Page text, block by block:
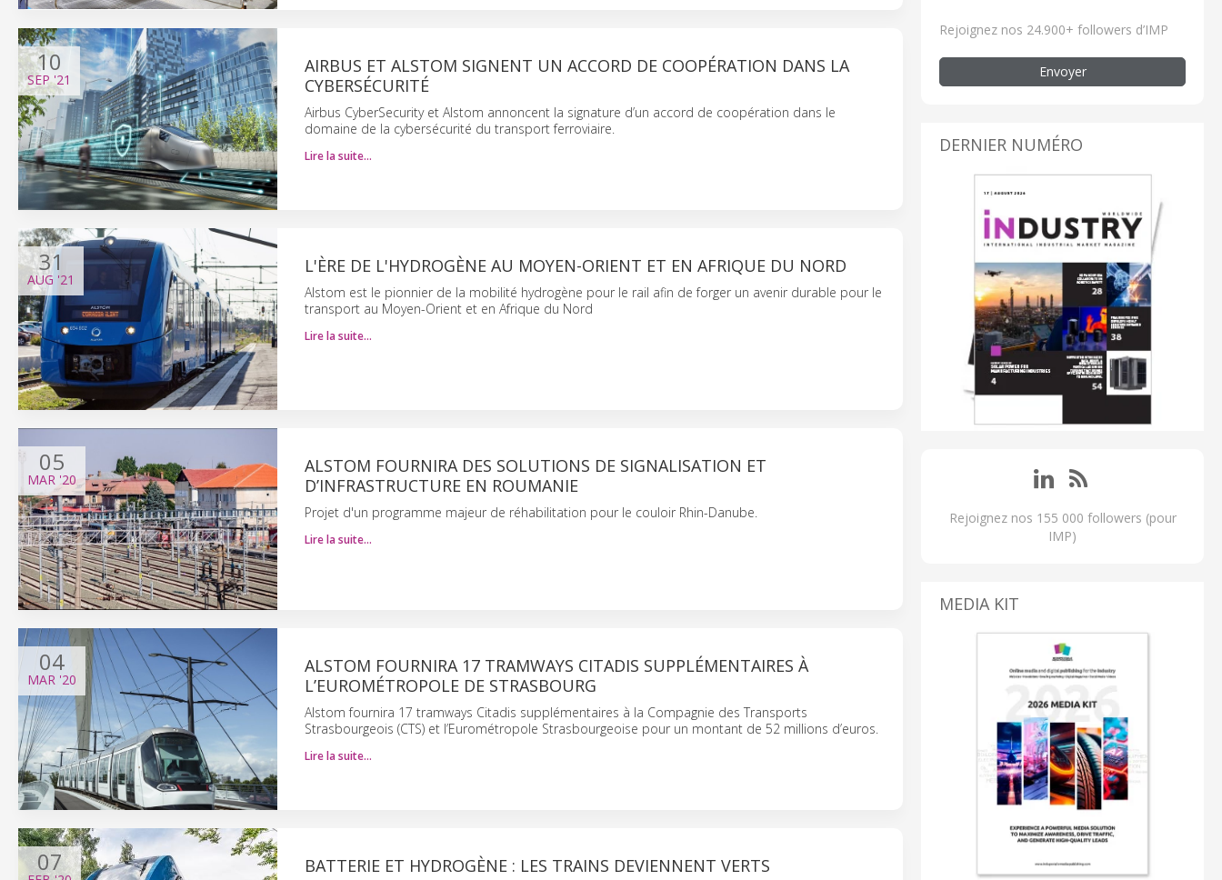
10
SEP'21
AIRBUS ET ALSTOM SIGNENT UN ACCORD DE COOPÉRATION DANS LA
CYBERSÉCURITÉ
Airbus CyberSecurity et Alstom annoncent la signature d’un accord de coopération dans le
domaine de la cybersécurité du transport ferroviaire.
Lire la suite…
31
AUG '21
L'ÈRE DE L'HYDROGÈNE AU MOYEN-ORIENT ET EN AFRIQUE DU NORD
Alstom est le pionnier de la mobilité hydrogène pour le rail afin de forger un avenir durable pour le
transport au Moyen-Orient et en Afrique du Nord
Lire la suite…
05
MAR '20
ALSTOM FOURNIRA DES SOLUTIONS DE SIGNALISATION ET
D’INFRASTRUCTURE EN ROUMANIE
Projet d'un programme majeur de réhabilitation pour le couloir Rhin-Danube.
Lire la suite…
04
MAR '20
ALSTOM FOURNIRA 17 TRAMWAYS CITADIS SUPPLÉMENTAIRES À
L’EUROMÉTROPOLE DE STRASBOURG
Alstom fournira 17 tramways Citadis supplémentaires à la Compagnie des Transports
Strasbourgeois (CTS) et l’Eurométropole Strasbourgeoise pour un montant de 52 millions d’euros.
Lire la suite…
07 BATTERIE ET HYDROGÈNE : LES TRAINS DEVIENNENT VERTS
Rejoignez nos 24.900+ followers d’IMP
Envoyer
DERNIER NUMÉRO
Rejoignez nos 155 000 followers (pour
IMP)
MEDIA KIT